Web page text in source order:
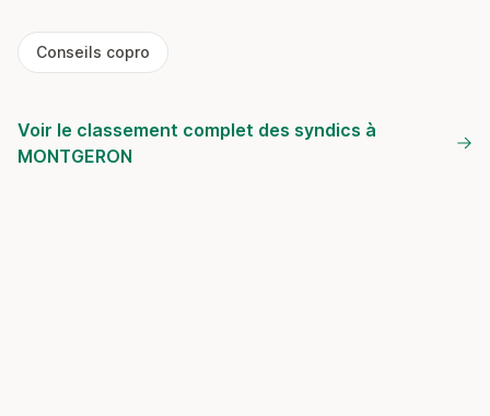
Conseils copro
Voir le classement complet des syndics à
MONTGERON